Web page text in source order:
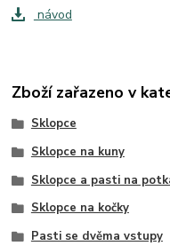
návod
Zboží zařazeno v
Sklopce
Sklopce na kuny
Sklopce a pasti na
Sklopce na kočky
Pasti se dvěma vstupy